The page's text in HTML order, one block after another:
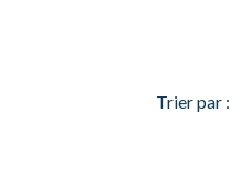
Trier par :